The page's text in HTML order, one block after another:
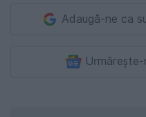
Adaugă-ne ca